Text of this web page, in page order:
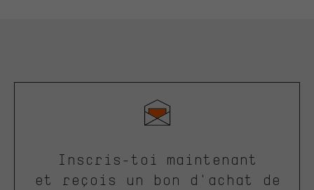
Inscris-toi maintenant
et reçois un bon d'achat de